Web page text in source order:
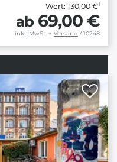
Wert: 130,00 €1
ab 69,00 €
inkl. MwSt. + Versand / 10248